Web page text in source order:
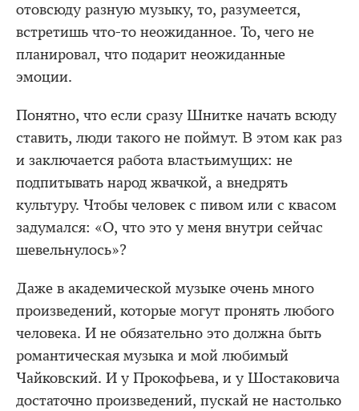
отовсюду разную музыку, то, разумеется,
встретишь что-то неожиданное. То, чего не
планировал, что подарит неожиданные
эмоции.
Понятно, что если сразу Шнитке начать всюду
ставить, люди такого не поймут. В этом как раз
и заключается работа властьимущих: не
подпитывать народ жвачкой, а внедрять
культуру. Чтобы человек с пивом или с квасом
задумался: «О, что это у меня внутри сейчас
шевельнулось»?
Даже в академической музыке очень много
произведений, которые могут пронять любого
человека. И не обязательно это должна быть
романтическая музыка и мой любимый
Чайковский. И у Прокофьева, и у Шостаковича
достаточно произведений, пускай не настолько